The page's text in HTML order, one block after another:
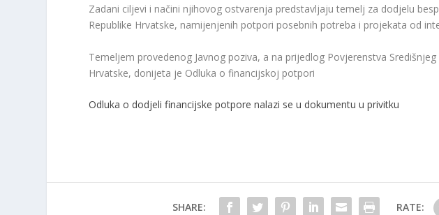
Zadani ciljevi i načini njihovog ostvarenja predstavljaju temelj za dodjelu
Republike Hrvatske, namijenjenih potpori posebnih potreba i projekata od
Temeljem provedenog Javnog poziva, a na prijedlog Povjerenstva
Hrvatske, donijeta je Odluka o financijskoj potpori
Odluka o dodjeli financijske potpore nalazi se u dokumentu u privitku
SHARE: RATE: